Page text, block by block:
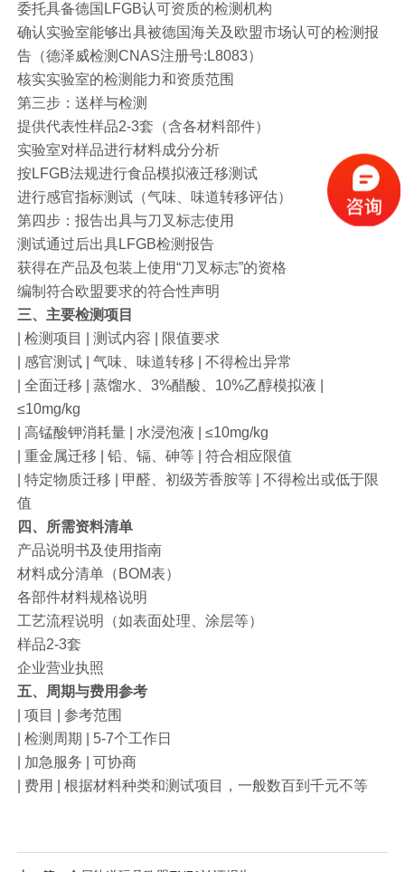
委托具备德国LFGB认可资质的检测机构
确认实验室能够出具被德国海关及欧盟市场认可的检测报
告（德泽威检测CNAS注册号:L8083）
核实实验室的检测能力和资质范围
第三步：送样与检测
提供代表性样品2-3套（含各材料部件）
实验室对样品进行材料成分分析
按LFGB法规进行食品模拟液迁移测试
进行感官指标测试（气味、味道转移评估）
第四步：报告出具与刀叉标志使用
测试通过后出具LFGB检测报告
获得在产品及包装上使用“刀叉标志”的资格
编制符合欧盟要求的符合性声明
三、主要检测项目
| 检测项目 | 测试内容 | 限值要求
| 感官测试 | 气味、味道转移 | 不得检出异常
| 全面迁移 | 蒸馏水、3%醋酸、10%乙醇模拟液 |
≤10mg/kg
| 高锰酸钾消耗量 | 水浸泡液 | ≤10mg/kg
| 重金属迁移 | 铅、镉、砷等 | 符合相应限值
| 特定物质迁移 | 甲醛、初级芳香胺等 | 不得检出或低于限
值
四、所需资料清单
产品说明书及使用指南
材料成分清单（BOM表）
各部件材料规格说明
工艺流程说明（如表面处理、涂层等）
样品2-3套
企业营业执照
五、周期与费用参考
| 项目 | 参考范围
| 检测周期 | 5-7个工作日
| 加急服务 | 可协商
| 费用 | 根据材料种类和测试项目，一般数百到千元不等